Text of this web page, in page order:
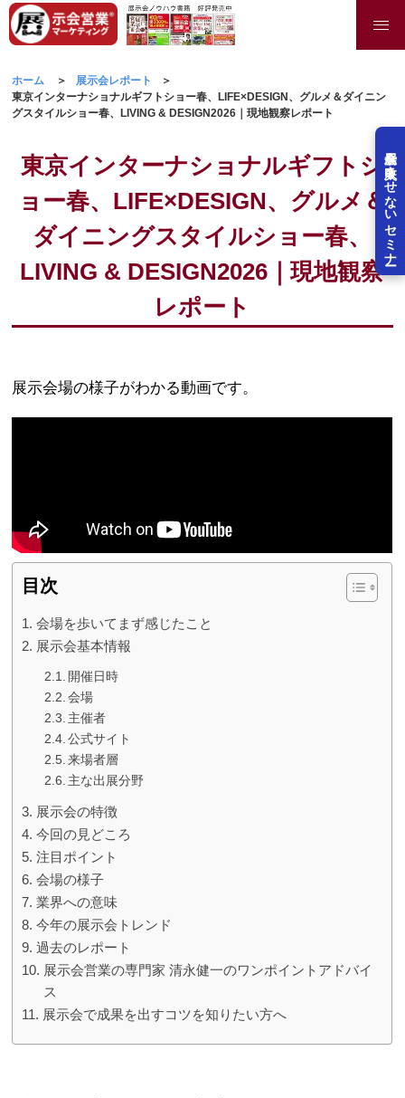
展示会を失敗させないセミナー
ホーム
展示会レポート
東京インターナショナルギフトショー春、LIFE×DESIGN、グルメ＆ダイニン
グスタイルショー春、LIVING & DESIGN2026｜現地観察レポート
東京インターナショナルギフトシ
ョー春、LIFE×DESIGN、グルメ＆
ダイニングスタイルショー春、
LIVING & DESIGN2026｜現地観察
レポート
展示会場の様子がわかる動画です。
目次
会場を歩いてまず感じたこと
展示会基本情報
開催日時
会場
主催者
公式サイト
来場者層
主な出展分野
展示会の特徴
今回の見どころ
注目ポイント
会場の様子
業界への意味
今年の展示会トレンド
過去のレポート
展示会営業の専門家 清永健一のワンポイントアドバイ
ス
展示会で成果を出すコツを知りたい方へ